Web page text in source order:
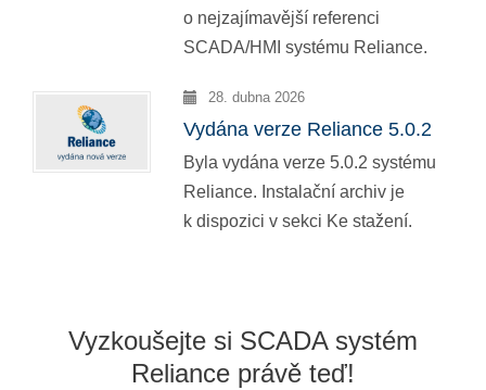
o nejzajímavější referenci
SCADA/HMI systému Reliance.
28. dubna 2026
Vydána verze Reliance 5.0.2
Byla vydána verze 5.0.2 systému
Reliance. Instalační archiv je
k dispozici v sekci Ke stažení.
Vyzkoušejte si SCADA systém
Reliance právě teď!